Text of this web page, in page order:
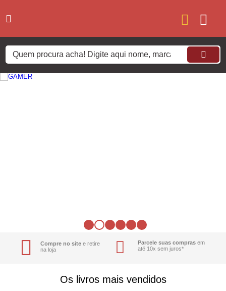
Compre no site e retire
na loja
Parcele suas comprasem
até 10x sem juros*
Os livros mais vendidos